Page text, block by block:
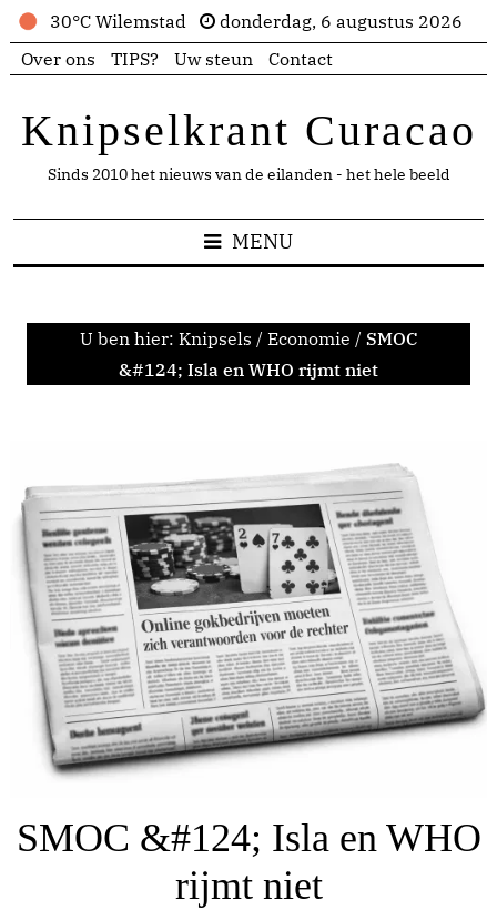
30°C Wilemstad
donderdag, 6 augustus 2026
Over ons
TIPS? Uw steun Contact
Knipselkrant Curacao
Sinds 2010 het nieuws van de eilanden - het hele beeld
MENU
U ben hier: Knipsels / Economie / SMOC
&#124; Isla en WHO rijmt niet
SMOC &#124; Isla en WHO
rijmt niet